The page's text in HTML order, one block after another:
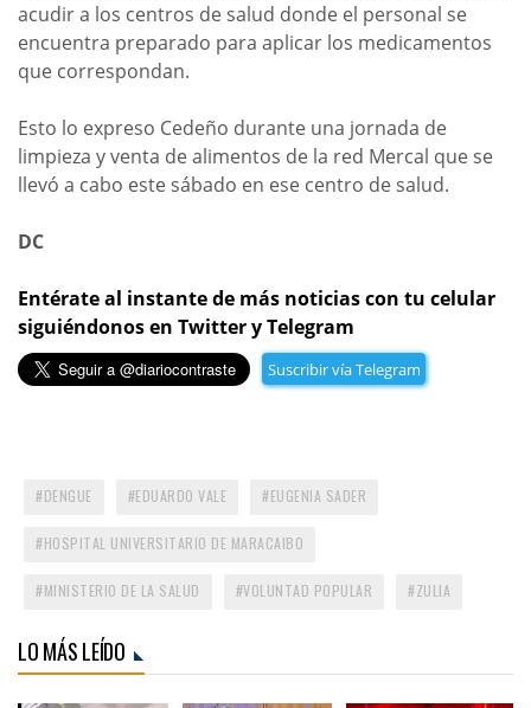
acudir a los centros de salud donde el personal se
encuentra preparado para aplicar los medicamentos
que correspondan.
Esto lo expreso Cedeño durante una jornada de
limpieza y venta de alimentos de la red Mercal que se
llevó a cabo este sábado en ese centro de salud.
DC
Entérate al instante de más noticias con tu celular
siguiéndonos en Twitter y Telegram
Suscribir vía Telegram
DENGUE EDUARDO VALE EUGENIA SADER
HOSPITAL UNIVERSITARIO DE MARACAIBO
MINISTERIO DE LA SALUD VOLUNTAD POPULAR ZULIA
LO MÁS LEÍDO